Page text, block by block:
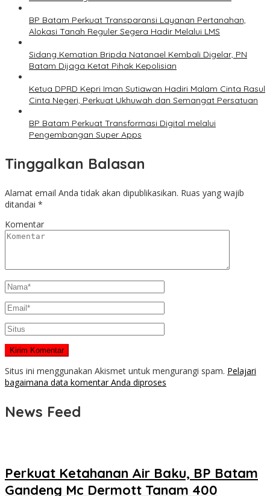
BP Batam Perkuat Transparansi Layanan Pertanahan,
Alokasi Tanah Reguler Segera Hadir Melalui LMS
Sidang Kematian Bripda Natanael Kembali Digelar, PN
Batam Dijaga Ketat Pihak Kepolisian
Ketua DPRD Kepri Iman Sutiawan Hadiri Malam Cinta Rasul
Cinta Negeri, Perkuat Ukhuwah dan Semangat Persatuan
BP Batam Perkuat Transformasi Digital melalui
Pengembangan Super Apps
Tinggalkan Balasan
Alamat email Anda tidak akan dipublikasikan. Ruas yang wajib
ditandai *
Komentar
Situs ini menggunakan Akismet untuk mengurangi spam. Pelajari
bagaimana data komentar Anda diproses
News Feed
Perkuat Ketahanan Air Baku, BP Batam
Gandeng Mc Dermott Tanam 400